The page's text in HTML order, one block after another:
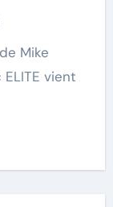
vient